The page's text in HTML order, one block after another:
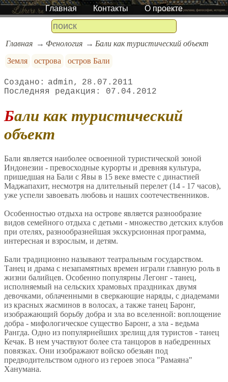
Главная Контакты О проекте
Главная Фенология
Бали как туристический объект
Земля
острова остров Бали
admin
28.07.2011
07.04.2012
Бали как туристический
объект
Бали является наиболее освоенной туристической зоной
Индонезии - превосходные курорты и древняя культура,
пришедшая на Бали с Явы в 15 веке вместе с династией
Маджапахит, несмотря на длительный перелет (14 - 17 часов),
уже успели завоевать любовь и наших соотечественников.
Особенностью отдыха на острове является разнообразие
видов семейного отдыха с детьми - множество детских клубов
при отелях, разнообразнейшая экскурсионная программа,
интересная и взрослым, и детям.
Бали традиционно называют театральным государством.
Танец и драма с незапамятных времен играли главную роль в
жизни балийцев. Особенно популярны Легонг - танец,
исполняемый на сельских храмовых праздниках двумя
девочками, облаченными в сверкающие наряды, с диадемами
из красных жасминов в волосах, а также танец Баронг,
изображающий борьбу добра и зла во вселенной: воплощение
добра - мифологическое существо Баронг, а зла - ведьма
Рангда. Одно из популярнейших зрелищ для туристов - танец
Кечак. В нем участвуют более ста танцоров в набедренных
повязках. Они изображают войско обезьян под
предводительством одного из героев эпоса "Рамаяна"
Ханумана.